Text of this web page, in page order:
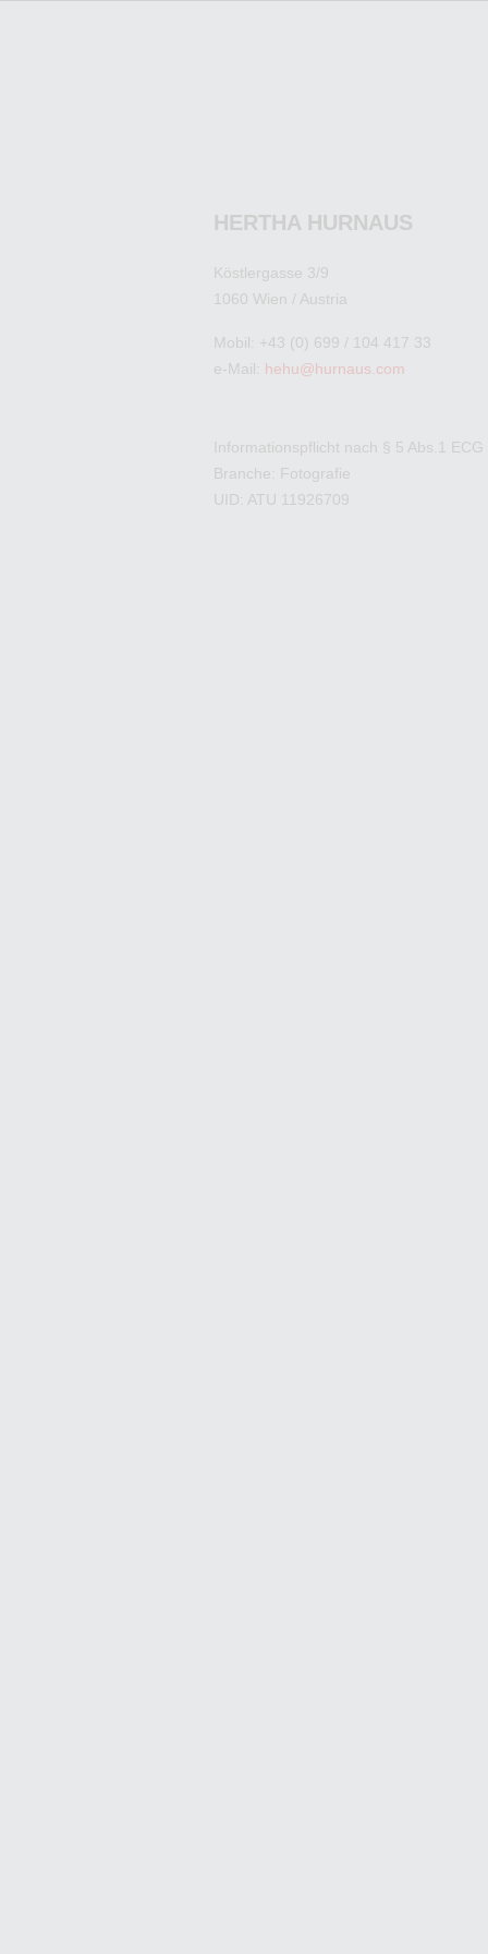
HERTHA HURNAUS
Köstlergasse 3/9
1060 Wien / Austria
Mobil: +43 (0) 699 / 104 417 33
e-Mail: hehu@hurnaus.com
Informationspflicht nach § 5 Abs.1 ECG
Branche: Fotografie
UID: ATU 11926709